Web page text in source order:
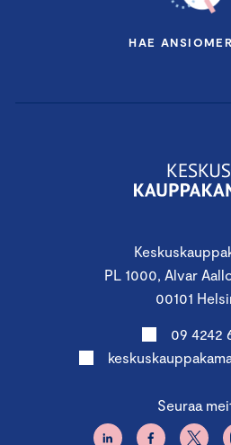
PL 1000, Alvar
00101
09 4242
Seuraa
HAE